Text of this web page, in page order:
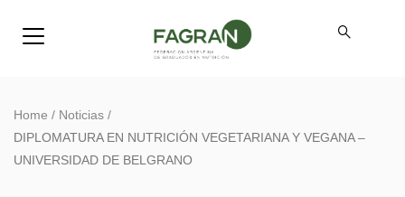
Home / Noticias /
DIPLOMATURA EN NUTRICIÓN VEGETARIANA Y VEGANA –
UNIVERSIDAD DE BELGRANO